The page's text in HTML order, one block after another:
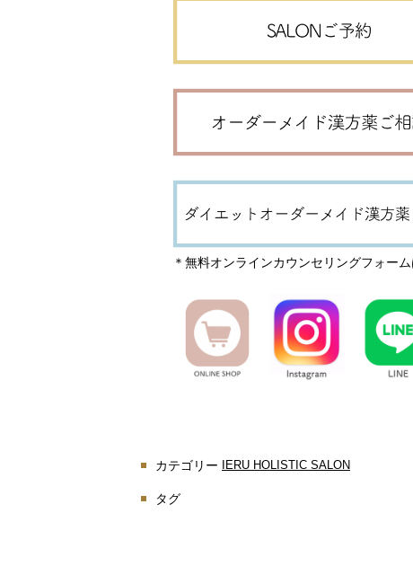
＊無料オンラインカウンセリングフォー
カテゴリー IERU HOLISTIC SALON
タグ